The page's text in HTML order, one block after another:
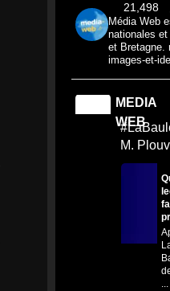
21,498
Média Web
nationales
et Bretagne.
images-et-
MEDIA
WEB
M.
...